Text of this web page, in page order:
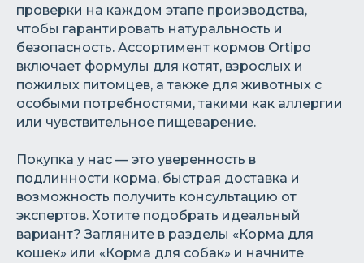
проверки на каждом этапе производства,
чтобы гарантировать натуральность и
безопасность. Ассортимент кормов Ortipo
включает формулы для котят, взрослых и
пожилых питомцев, а также для животных с
особыми потребностями, такими как аллергии
или чувствительное пищеварение.
Покупка у нас — это уверенность в
подлинности корма, быстрая доставка и
возможность получить консультацию от
экспертов. Хотите подобрать идеальный
вариант? Загляните в разделы «Корма для
кошек» или «Корма для собак» и начните